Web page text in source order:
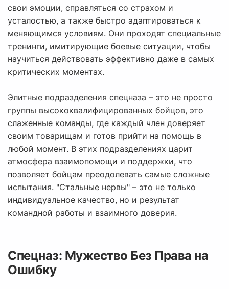
свои эмоции, справляться со страхом и
усталостью, а также быстро адаптироваться к
меняющимся условиям. Они проходят специальные
тренинги, имитирующие боевые ситуации, чтобы
научиться действовать эффективно даже в самых
критических моментах.
Элитные подразделения спецназа – это не просто
группы высококвалифицированных бойцов, это
слаженные команды, где каждый член доверяет
своим товарищам и готов прийти на помощь в
любой момент. В этих подразделениях царит
атмосфера взаимопомощи и поддержки, что
позволяет бойцам преодолевать самые сложные
испытания. "Стальные нервы" – это не только
индивидуальное качество, но и результат
командной работы и взаимного доверия.
Спецназ: Мужество Без Права на
Ошибку